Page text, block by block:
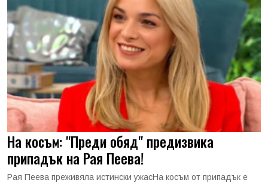
На косъм: "Преди обяд" предизвика
припадък на Рая Пеева!
Рая Пеева преживяла истински ужасНа косъм от припадък е